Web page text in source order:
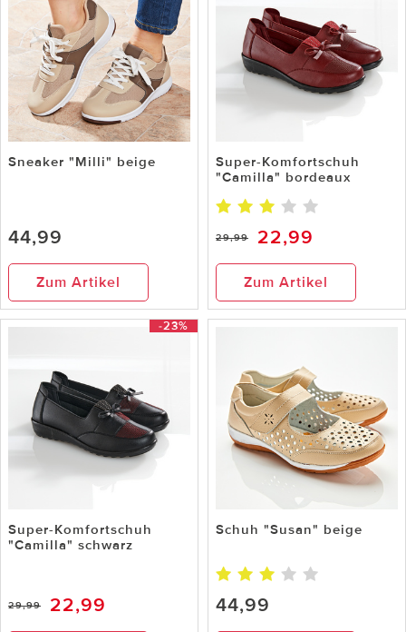
Sneaker "Milli" beige
44,99
Zum Artikel
Super-Komfortschuh
"Camilla" bordeaux
29,99 22,99
Zum Artikel
-23%
Super-Komfortschuh
"Camilla" schwarz
29,99 22,99
Schuh "Susan" beige
44,99